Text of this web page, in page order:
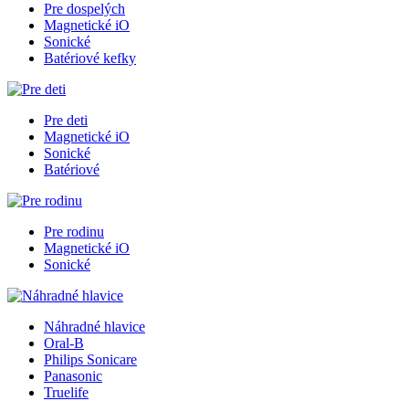
Pre dospelých
Magnetické iO
Sonické
Batériové kefky
Pre deti
Magnetické iO
Sonické
Batériové
Pre rodinu
Magnetické iO
Sonické
Náhradné hlavice
Oral-B
Philips Sonicare
Panasonic
Truelife